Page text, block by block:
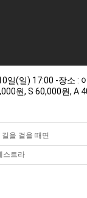
일(일) 17:00 -장소 :
원, S 60,000원,
길을 걸을 때면
스트라